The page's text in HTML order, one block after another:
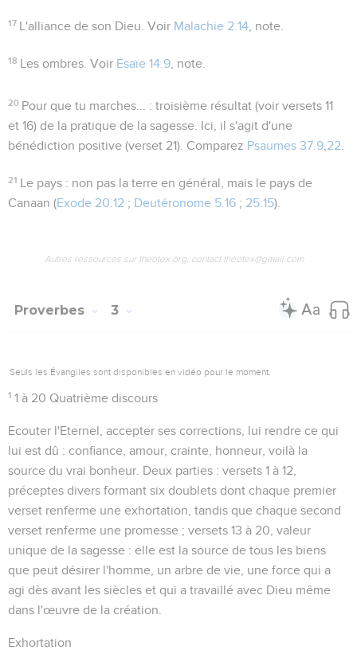
17 L'alliance de son Dieu . Voir Malachie 2.14 , note.
18 Les ombres . Voir Esaïe 14.9 , note.
20 Pour que tu marches...
: troisième résultat (voir versets 11
et 16) de la pratique de la sagesse. Ici, il s'agit d'une
bénédiction positive (verset 21). Comparez Psaumes 37.9 22
21 Le pays : non pas la terre en général, mais le pays de
Canaan (Exode 20.12 ; Deutéronome 5.16 ; 25.15).
Autres ressources sur theotex.org, contact theotex@gmail.com
Proverbes 3
Seuls les Évangiles sont disponibles en vidéo pour le moment.
1 1 à 20 Quatrième discours
Ecouter l'Eternel, accepter ses corrections, lui rendre ce qui
lui est dû : confiance, amour, crainte, honneur, voilà la
source du vrai bonheur. Deux parties : versets 1 à 12,
préceptes divers formant six doublets dont chaque premier
verset renferme une exhortation, tandis que chaque second
verset renferme une promesse ; versets 13 à 20, valeur
unique de la sagesse : elle est la source de tous les biens
que peut désirer l'homme, un arbre de vie, une force qui a
agi dès avant les siècles et qui a travaillé avec Dieu même
dans l'œuvre de la création.
Exhortation